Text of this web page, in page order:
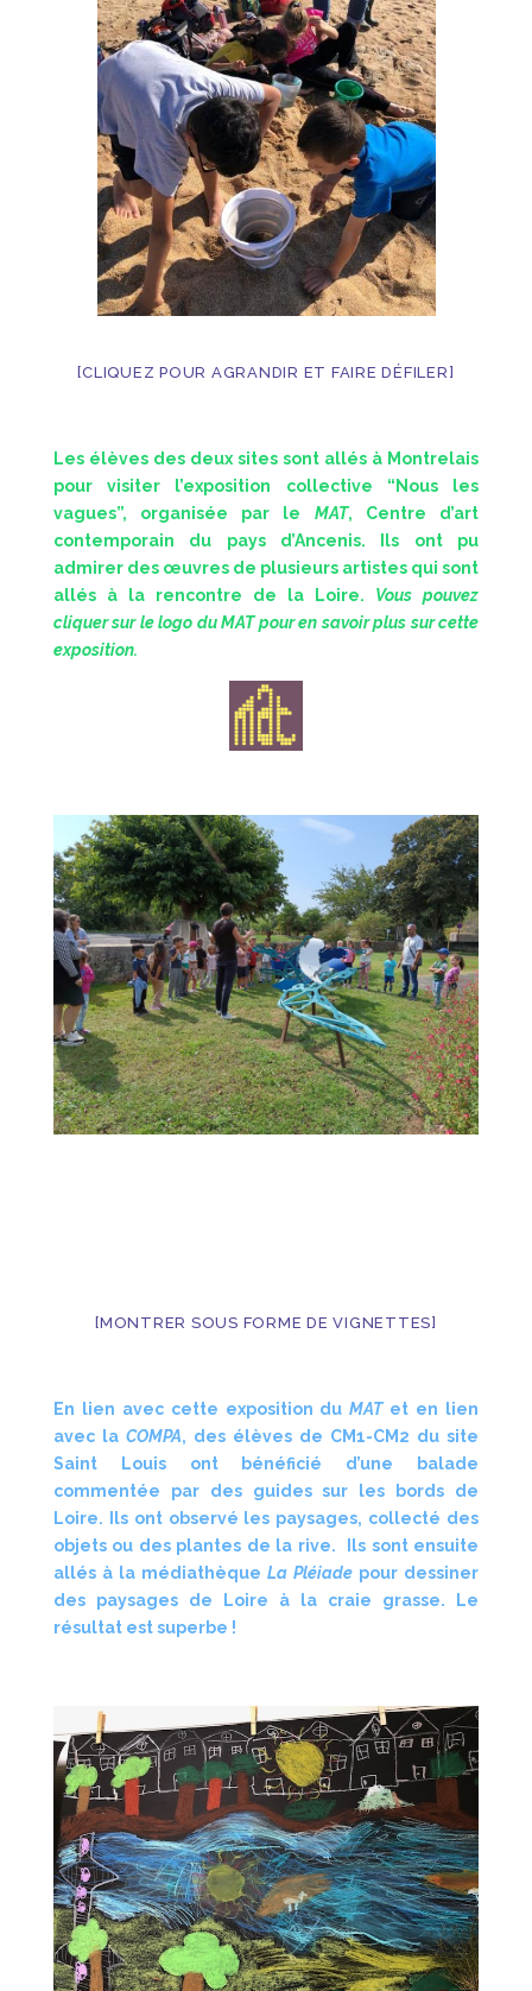
[CLIQUEZ POUR AGRANDIR ET FAIRE DÉFILER]
Les élèves des deux sites sont allés à Montrelais
pour visiter l’exposition collective “Nous les
vagues”, organisée par le MAT, Centre d’art
contemporain du pays d’Ancenis. Ils ont pu
admirer des œuvres de plusieurs artistes qui sont
allés à la rencontre de la Loire. Vous pouvez
cliquer sur le logo du MAT pour en savoir plus sur cette
exposition.
[MONTRER SOUS FORME DE VIGNETTES]
En lien avec cette exposition duMATet en lien
avec la COMPA, des élèves de CM1-CM2 du site
Saint Louis ont bénéficié d’une balade
commentée par des guides sur les bords de
Loire. Ils ont observé les paysages, collecté des
objets ou des plantes de la rive. Ils sont ensuite
allés à la médiathèqueLa Pléiade pour dessiner
des paysages de Loire à la craie grasse. Le
résultat est superbe !